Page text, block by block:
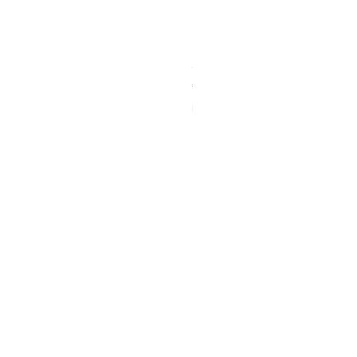
Seú – De Kracht van Man en
Prijs
€30.00